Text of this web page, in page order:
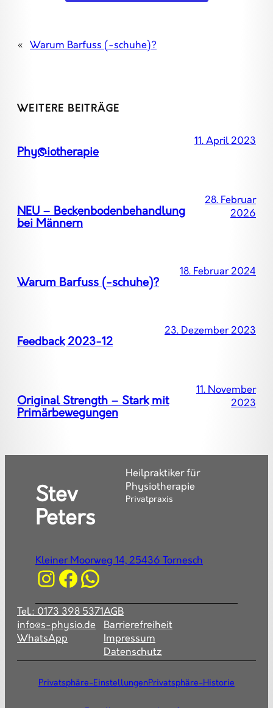
« Warum Barfuss (-schuhe)?
WEITERE BEITRÄGE
Phyśiotherapie
11. April 2023
NEU – Beckenbodenbehandlung
bei Männern
28. Februar
2026
Warum Barfuss (-schuhe)?
18. Februar 2024
Feedback 2023-12
23. Dezember 2023
Original Strength – Stark mit
Primärbewegungen
11. November
2023
Stev
Peters
Heilpraktiker für
Physiotherapie
Privatpraxis
Kleiner Moorweg 14, 25436 Tornesch
Instagram
Facebook
WhatsApp
Tel.: 0173 398 5371
info@s-physio.de
WhatsApp
AGB
Barrierefreiheit
Impressum
Datenschutz
Privatsphäre-EinstellungenPrivatsphäre-Historie